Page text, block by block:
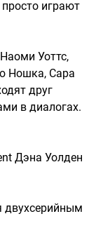
играют
Уоттс,
Ношка, Сара
друг
в диалогах.
Дэна Уолден
двухсерийным